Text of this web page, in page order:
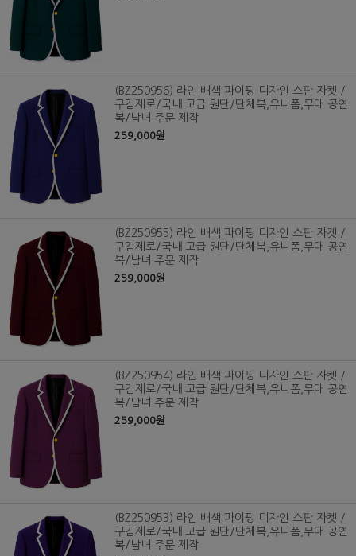
(BZ250956) 라인 배색 파이핑 디자인 스판 자켓 /
구김제로/국내 고급 원단/단체복,유니폼,무대 공연
복/남녀 주문 제작
259,000원
(BZ250955) 라인 배색 파이핑 디자인 스판 자켓 /
구김제로/국내 고급 원단/단체복,유니폼,무대 공연
복/남녀 주문 제작
259,000원
(BZ250954) 라인 배색 파이핑 디자인 스판 자켓 /
구김제로/국내 고급 원단/단체복,유니폼,무대 공연
복/남녀 주문 제작
259,000원
(BZ250953) 라인 배색 파이핑 디자인 스판 자켓 /
구김제로/국내 고급 원단/단체복,유니폼,무대 공연
복/남녀 주문 제작